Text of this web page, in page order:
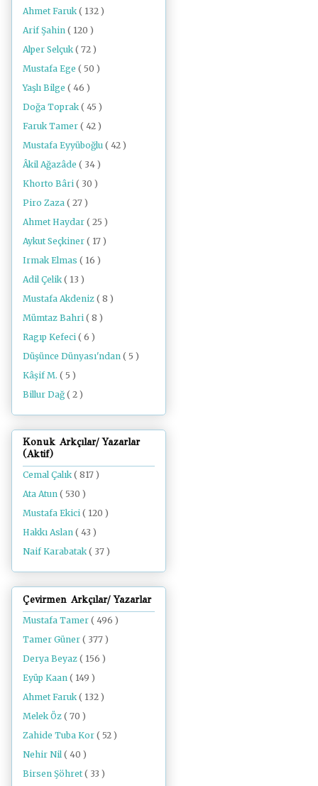
Ahmet Faruk ( 132 )
Arif Şahin ( 120 )
Alper Selçuk ( 72 )
Mustafa Ege ( 50 )
Yaşlı Bilge ( 46 )
Doğa Toprak ( 45 )
Faruk Tamer ( 42 )
Mustafa Eyyüboğlu ( 42 )
Âkil Ağazâde ( 34 )
Khorto Bâri ( 30 )
Piro Zaza ( 27 )
Ahmet Haydar ( 25 )
Aykut Seçkiner ( 17 )
Irmak Elmas ( 16 )
Adil Çelik ( 13 )
Mustafa Akdeniz ( 8 )
Mümtaz Bahri ( 8 )
Ragıp Kefeci ( 6 )
Düşünce Dünyası'ndan ( 5 )
Kâşif M. ( 5 )
Billur Dağ ( 2 )
Konuk Arkçılar/ Yazarlar
(Aktif)
Cemal Çalık( 817 )
Ata Atun ( 530 )
Mustafa Ekici ( 120 )
Hakkı Aslan ( 43 )
Naif Karabatak( 37 )
Çevirmen Arkçılar/ Yazarlar
Mustafa Tamer ( 496 )
Tamer Güner ( 377 )
Derya Beyaz ( 156 )
Eyüp Kaan ( 149 )
Ahmet Faruk ( 132 )
Melek Öz ( 70 )
Zahide Tuba Kor ( 52 )
Nehir Nil ( 40 )
Birsen Şöhret ( 33 )